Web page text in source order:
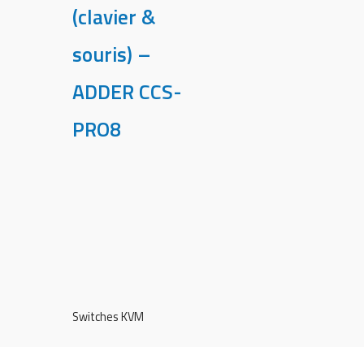
(clavier &
souris) –
ADDER CCS-
PRO8
Switches KVM